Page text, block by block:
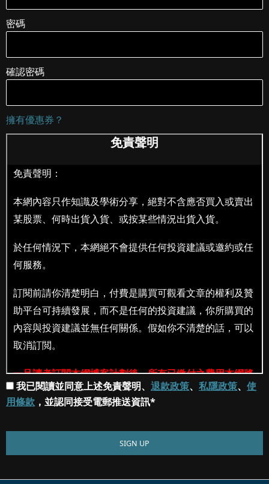
密碼
確認密碼
擁有優惠券？
我已閱讀並同意上述免責聲明、 退款政策、 私隱政策、 使
用條款 ，並認同接受電郵推送資訊*